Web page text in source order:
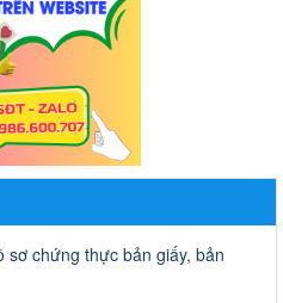
sơ chứng thực bản giấy, bản